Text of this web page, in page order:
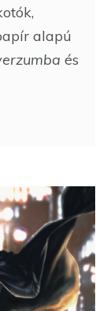
alapú
és